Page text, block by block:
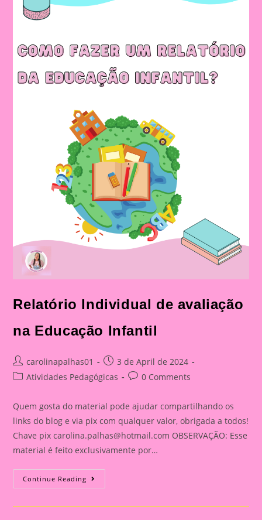
Relatório Individual de avaliação
na Educação Infantil
Post
author:
carolinapalhas01
Post
published:
3 de April de 2024
PostAtividades Pedagógicas
Post0 Comments
Quem gosta do material pode ajudar compartilhando os
links do blog e via pix com qualquer valor, obrigada a todos!
Chave pixcarolina.palhas@hotmail.com OBSERVAÇÃO: Esse
material é feito exclusivamente por…
Continue Reading Relatório
Individual
Avaliação